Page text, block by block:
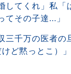
してくれ」私
その子達...」
三千万の医者
ど黙っとこ）